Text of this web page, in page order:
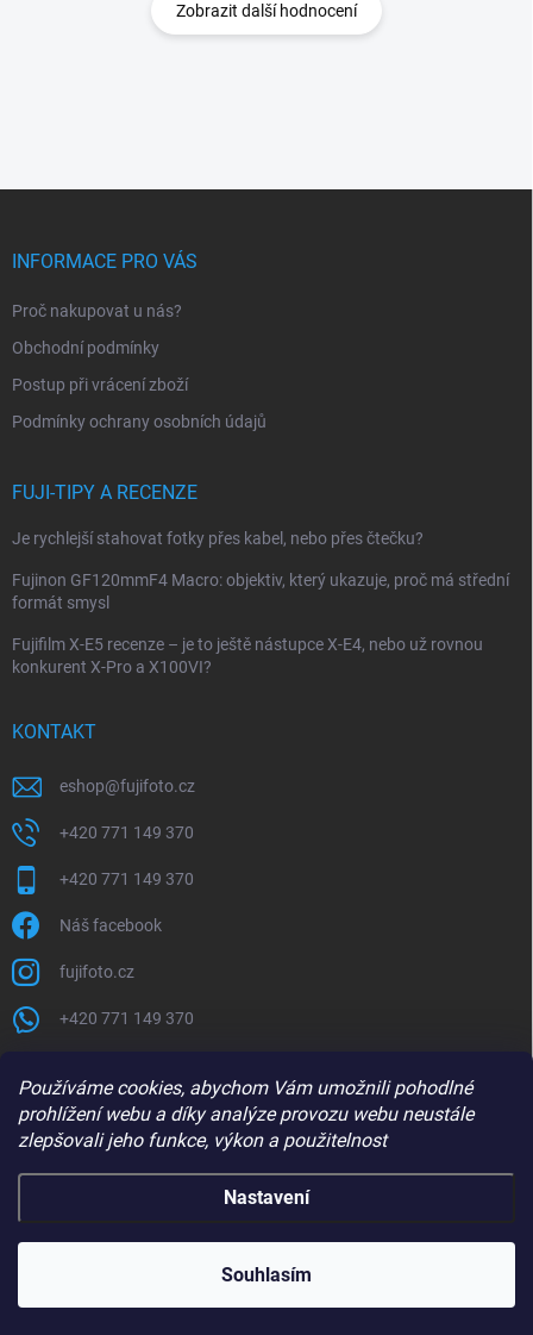
Používáme cookies, abychom Vám umožnili pohodlné
prohlížení webu a díky analýze provozu webu neustále
zlepšovali jeho funkce, výkon a použitelnost
Nastavení
Souhlasím
Zobrazit další hodnocení
INFORMACE PRO VÁS
Proč nakupovat u nás?
Obchodní podmínky
Postup při vrácení zboží
Podmínky ochrany osobních údajů
FUJI-TIPY A RECENZE
Je rychlejší stahovat fotky přes kabel, nebo přes čtečku?
Fujinon GF120mmF4 Macro: objektiv, který ukazuje, proč má střední
formát smysl
Fujifilm X-E5 recenze – je to ještě nástupce X-E4, nebo už rovnou
konkurent X-Pro a X100VI?
KONTAKT
eshop@fujifoto.cz
+420 771 149 370
+420 771 149 370
Náš facebook
fujifoto.cz
+420 771 149 370
PŘIJÍMÁME ONLINE PLATBY
FUJIFOTO.CZ . Všechna práva vyhrazena.